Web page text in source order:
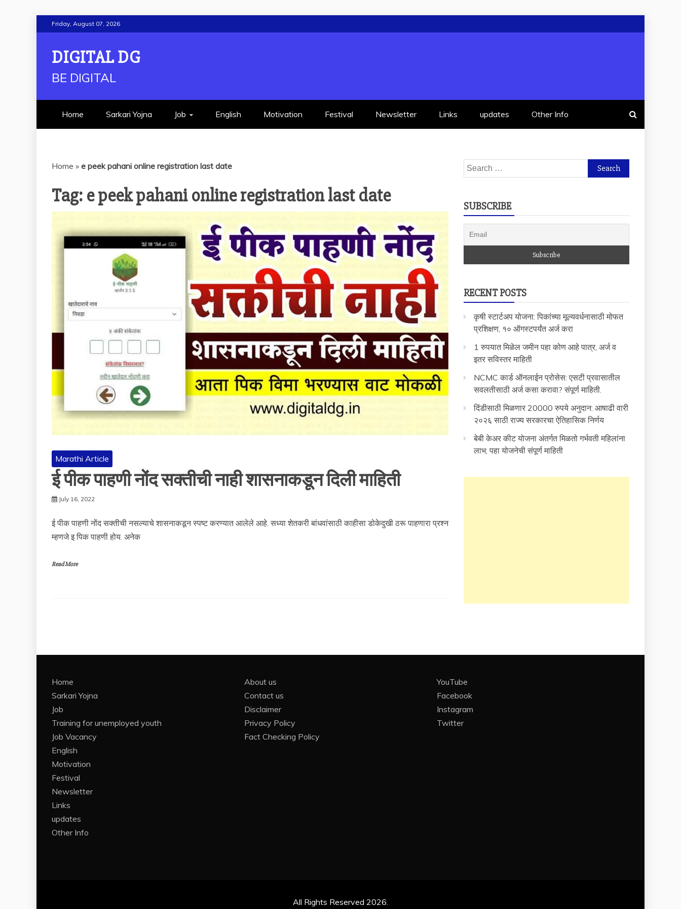
to
content
Friday, August 07, 2026
DIGITAL DG
BE DIGITAL
Home Sarkari Yojna Job English Motivation Festival Newsletter Links updates Other Info
Home » e peek pahani online registration last date
Tag: e peek pahani online registration last date
Marathi Article
ई पीक पाहणी नोंद सक्तीची नाही शासनाकडून दिली माहिती
July 16, 2022
ई पीक पाहणी नोंद सक्तीची नसल्याचे शासनाकडून स्पष्ट करण्यात आलेले आहे. सध्या शेतकरी बांधवांसाठी काहीसा डोकेदुखी ठरू पाहणारा प्रश्न
म्हणजे इ पिक पाहणी होय. अनेक
Read More
Search
for:
SUBSCRIBE
RECENT POSTS
कृषी स्टार्टअप योजना: पिकांच्या मूल्यवर्धनासाठी मोफत
प्रशिक्षण, १० ऑगस्टपर्यंत अर्ज करा
1 रुपयात मिळेल जमीन पहा कोण आहे पात्र, अर्ज व
इतर सविस्तर माहिती
NCMC कार्ड ऑनलाईन प्रोसेस: एसटी प्रवासातील
सवलतीसाठी अर्ज कसा करावा? संपूर्ण माहिती.
दिंडीसाठी मिळणार 20000 रुपये अनुदान: आषाढी वारी
२०२६ साठी राज्य सरकारचा ऐतिहासिक निर्णय
बेबी केअर कीट योजना अंतर्गत मिळतो गर्भवती महिलांना
लाभ; पहा योजनेची संपूर्ण माहिती
Home
Sarkari Yojna
Job
Training for unemployed youth
Job Vacancy
English
Motivation
Festival
Newsletter
Links
updates
Other Info
About us
Contact us
Disclaimer
Privacy Policy
Fact Checking Policy
YouTube
Facebook
Instagram
Twitter
All Rights Reserved 2026.